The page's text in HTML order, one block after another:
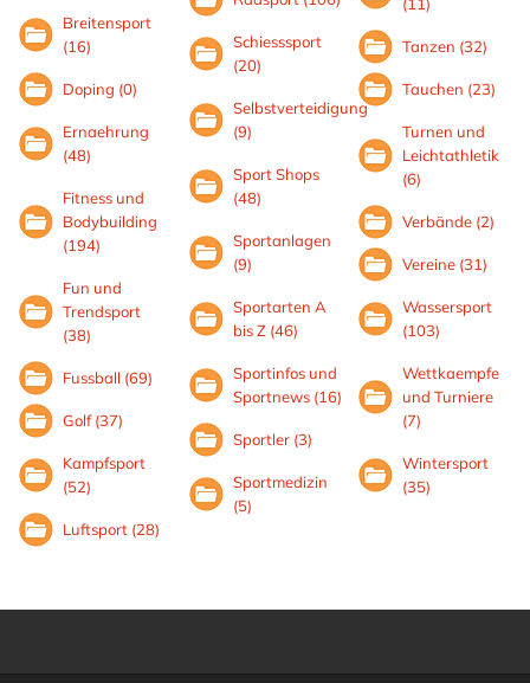
Breitensport
(16)
Doping (0)
Ernaehrung
(48)
Fitness und
Bodybuilding
(194)
Fun und
Trendsport
(38)
Fussball (69)
Golf (37)
Kampfsport
(52)
Luftsport (28)
Schiesssport
(20)
Selbstverteidigung
(9)
Sport Shops
(48)
Sportanlagen
(9)
Sportarten A
bis Z (46)
Sportinfos und
Sportnews (16)
Sportler (3)
Sportmedizin
(5)
Tanzen (32)
Tauchen (23)
Turnen und
Leichtathletik
(6)
Verbände (2)
Vereine (31)
Wassersport
(103)
Wettkaempfe
und Turniere
(7)
Wintersport
(35)